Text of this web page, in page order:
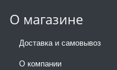
О магазине
Доставка и самовывоз
О компании